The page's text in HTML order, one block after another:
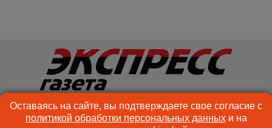
© ООО «Спектр Медиа» 2026 Возрастная категория сайта: 18+
КОНТАКТЫ РЕКЛАМА
Оставаясь на сайте, вы подтверждаете свое согласие с
политикой обработки персональных данныхи на